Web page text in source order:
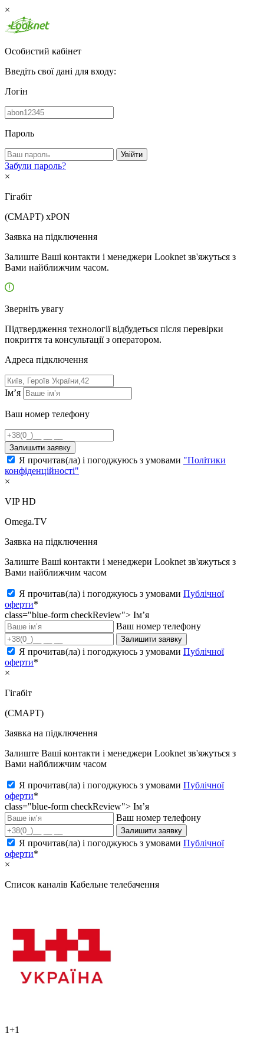
×
Особистий кабінет
Введіть свої дані для входу:
Логін
Пароль
Увійти
Забули пароль?
×
Гігабіт
(СМАРТ) xPON
Заявка на підключення
Залиште Ваші контакти і менеджери Looknet зв'яжуться з
Вами найближчим часом.
Зверніть увагу
Підтвердження технології відбудеться після перевірки
покриття та консультації з оператором.
Адресa підключення
Ім’я
Ваш номер телефону
Залишити заявку
Я прочитав(ла) і погоджуюсь з умовами "Політики
конфіденційності"
×
VIP HD
Omega.TV
Заявка на підключення
Залиште Ваші контакти і менеджери Looknet зв'яжуться з
Вами найближчим часом
Я прочитав(ла) і погоджуюсь з умовами Публічної
оферти*
class="blue-form checkReview"> Ім’я
Ваш номер телефону
Залишити заявку
Я прочитав(ла) і погоджуюсь з умовами Публічної
оферти*
×
Гігабіт
(СМАРТ)
Заявка на підключення
Залиште Ваші контакти і менеджери Looknet зв'яжуться з
Вами найближчим часом
Я прочитав(ла) і погоджуюсь з умовами Публічної
оферти*
class="blue-form checkReview"> Ім’я
Ваш номер телефону
Залишити заявку
Я прочитав(ла) і погоджуюсь з умовами Публічної
оферти*
×
Список каналів Кабельне телебачення
1+1